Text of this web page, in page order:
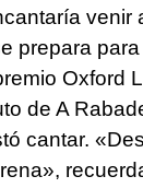
venir
prepara
Oxford
de A
cantar.